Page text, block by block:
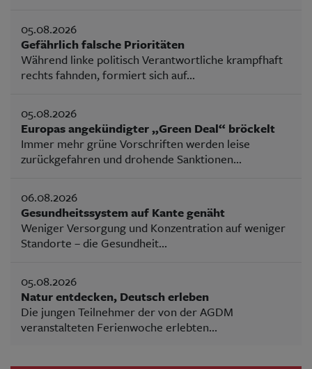
05.08.2026
Gefährlich falsche Prioritäten
Während linke politisch Verantwortliche krampfhaft
rechts fahnden, formiert sich auf...
05.08.2026
Europas angekündigter „Green Deal“ bröckelt
Immer mehr grüne Vorschriften werden leise
zurückgefahren und drohende Sanktionen...
06.08.2026
Gesundheitssystem auf Kante genäht
Weniger Versorgung und Konzentration auf weniger
Standorte – die Gesundheit...
05.08.2026
Natur entdecken, Deutsch erleben
Die jungen Teilnehmer der von der AGDM
veranstalteten Ferienwoche erlebten...